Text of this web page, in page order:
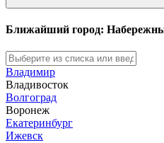
Ближайший город:
Владимир
Владивосток
Волгоград
Воронеж
Екатеринбург
Ижевск